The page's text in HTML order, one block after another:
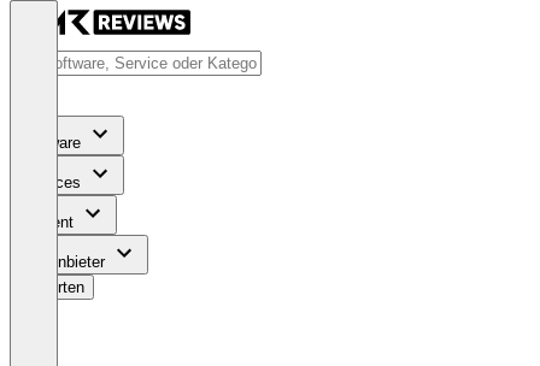
Software
Services
Content
Für Anbieter
Bewerten